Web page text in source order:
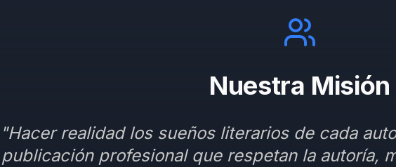
Nuestra Misión
"Hacer realidad los sueños literarios de cada
publicación profesional que respetan la autoría,